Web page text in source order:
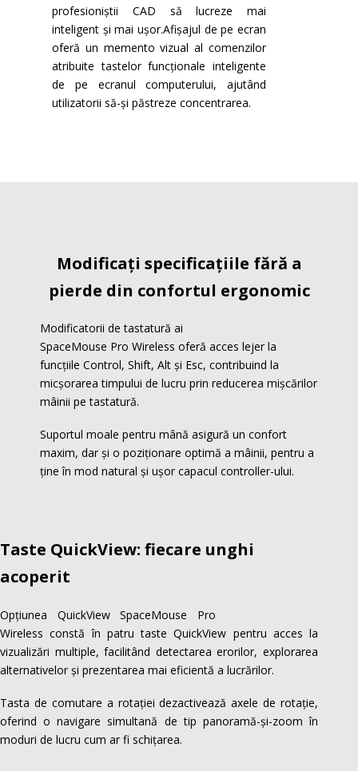
profesioniștii CAD să lucreze mai
inteligent și mai ușor.Afișajul de pe ecran
oferă un memento vizual al comenzilor
atribuite tastelor funcționale inteligente
de pe ecranul computerului, ajutând
utilizatorii să-și păstreze concentrarea.
Modificați specificațiile fără a
pierde din confortul ergonomic
Modificatorii de tastatură ai
SpaceMouse Pro Wireless oferă acces lejer la
funcțiile Control, Shift, Alt și Esc, contribuind la
micșorarea timpului de lucru prin reducerea mișcărilor
mâinii pe tastatură.
Suportul moale pentru mână asigură un confort
maxim, dar și o poziționare optimă a mâinii, pentru a
ține în mod natural și ușor capacul controller-ului.
Taste QuickView: fiecare unghi
acoperit
Opțiunea QuickView SpaceMouse Pro
Wireless constă în patru taste QuickView pentru acces la
vizualizări multiple, facilitând detectarea erorilor, explorarea
alternativelor și prezentarea mai eficientă a lucrărilor.
Tasta de comutare a rotației dezactivează axele de rotație,
oferind o navigare simultană de tip panoramă-și-zoom în
moduri de lucru cum ar fi schițarea.